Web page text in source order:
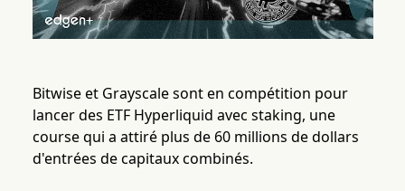
Bitwise et Grayscale sont en compétition pour
lancer des ETF Hyperliquid avec staking, une
course qui a attiré plus de 60 millions de dollars
d'entrées de capitaux combinés.